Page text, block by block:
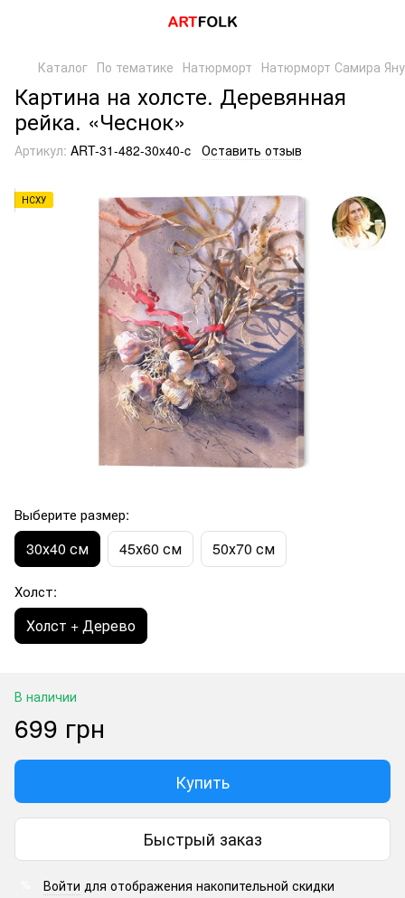
Каталог По тематике Натюрморт Натюрморт Самира
Картина на холсте. Деревянная
рейка. «Чеснок»
Артикул: ART-31-482-30x40-c Оставить отзыв
НСХУ
Выберите размер:
30х40 см 45х60 см 50х70 см
Холст:
Холст + Дерево
В наличии
699 грн
Купить
Быстрый заказ
Войти для отображения накопительной скидки